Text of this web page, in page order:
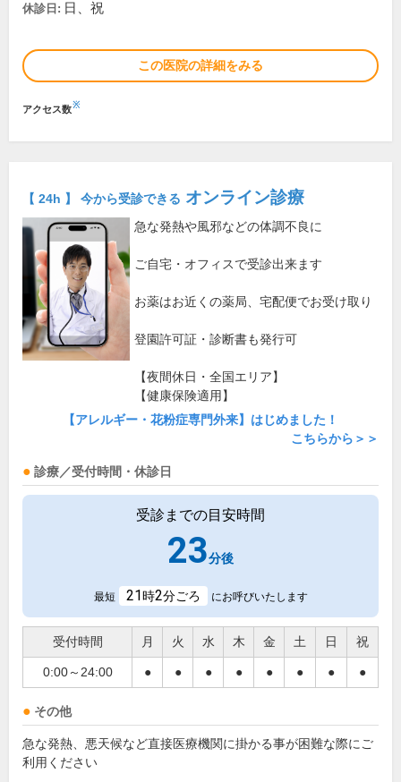
休診日: 日、祝
この医院の詳細をみる
アクセス数※
【 24h 】 今から受診できる オンライン診療
急な発熱や風邪などの体調不良に
ご自宅・オフィスで受診出来ます
お薬はお近くの薬局、宅配便でお受け取り
登園許可証・診断書も発行可
【夜間休日・全国エリア】
【健康保険適用】
【アレルギー・花粉症専門外来】はじめました！
こちらから＞＞
診療／受付時間・休診日
受診までの目安時間
23分後
最短 21時2分ごろ にお呼びいたします
受付時間 月 火 水 木 金 土 日 祝
0:00～24:00 ● ● ● ● ● ● ● ●
その他
急な発熱、悪天候など直接医療機関に掛かる事が困難な際にご
利用ください